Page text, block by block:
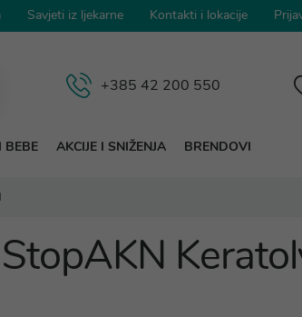
Savjeti iz ljekarne Kontakti i lokacije
+385 42 200 550
BEBE AKCIJE I SNIŽENJA BRENDOVI